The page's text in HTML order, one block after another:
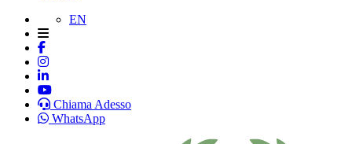
EN
Chiama Adesso
WhatsApp